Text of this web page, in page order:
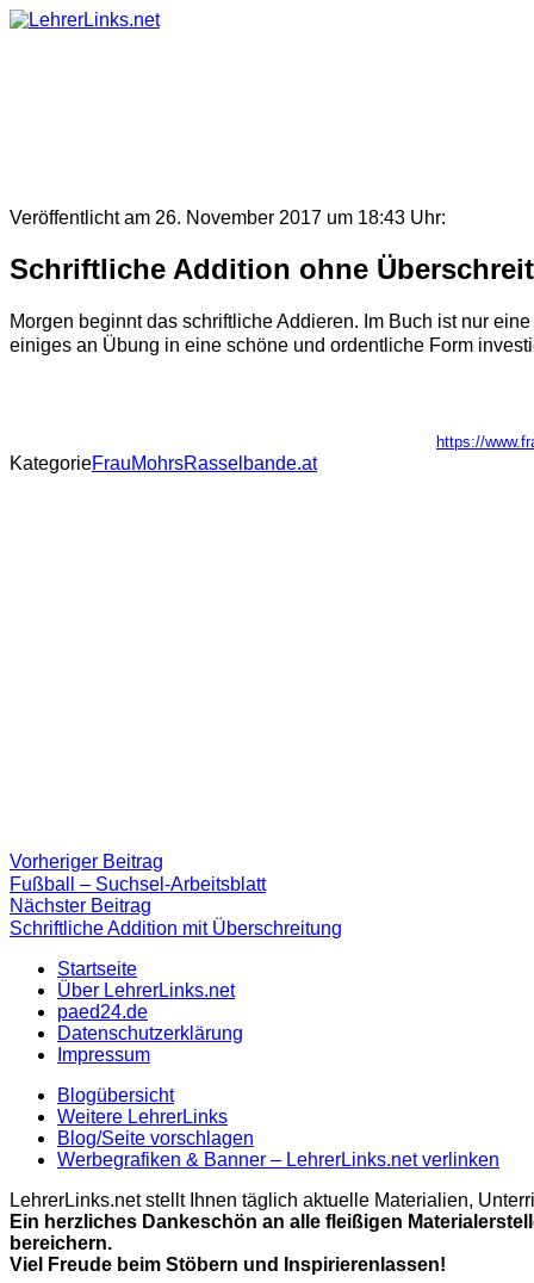
Skip
Veröffentlicht am 26. November 2017 um 18:43 Uhr:
Schriftliche Addition ohne
Morgen beginnt das schriftliche Addieren. Im Buch ist nur
einiges an Übung in eine schöne und ordentliche Form
https://
KategorieFrauMohrsRasselbande.at
Beitragsnavigation
Vorheriger Beitrag
Beitrag:
Fußball – Suchsel-Arbeitsblatt
Nächster Beitrag
Beitrag
Schriftliche Addition mit Überschreitung
Startseite
Über LehrerLinks.net
paed24.de
Datenschutzerklärung
Impressum
Blogübersicht
Weitere LehrerLinks
Blog/Seite vorschlagen
Werbegrafiken & Banner – LehrerLinks.net verlinken
LehrerLinks.net stellt Ihnen täglich aktuelle Materialien,
Ein herzliches Dankeschön an alle fleißigen
bereichern.
Viel Freude beim Stöbern und Inspirierenlassen!